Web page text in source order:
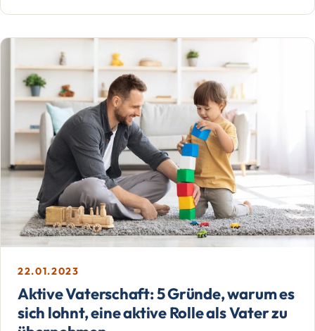
22.01.2023
Aktive Vaterschaft: 5 Gründe, warum es
sich lohnt, eine aktive Rolle als Vater zu